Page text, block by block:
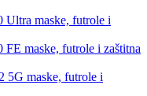
Ultra maske, futrole i
FE maske, futrole i zaštitna
5G maske, futrole i